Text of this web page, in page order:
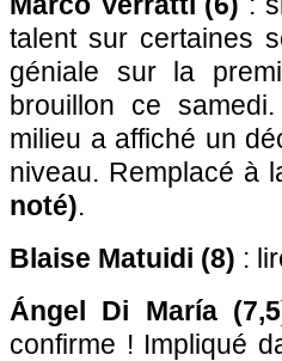
talent sur certaines
géniale sur la
brouillon ce
milieu a affiché un
niveau. Remplacé à
noté).
Blaise Matuidi (8) :
Ángel Di María
confirme ! Impliqué